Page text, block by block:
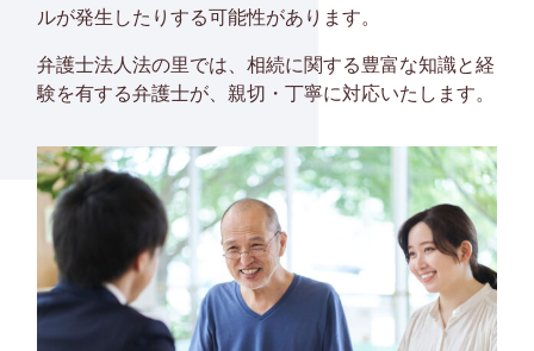
ルが発生したりする可能性があります。
弁護士法人法の里では、相続に関する豊富な知識と経
験を有する弁護士が、親切・丁寧に対応いたします。